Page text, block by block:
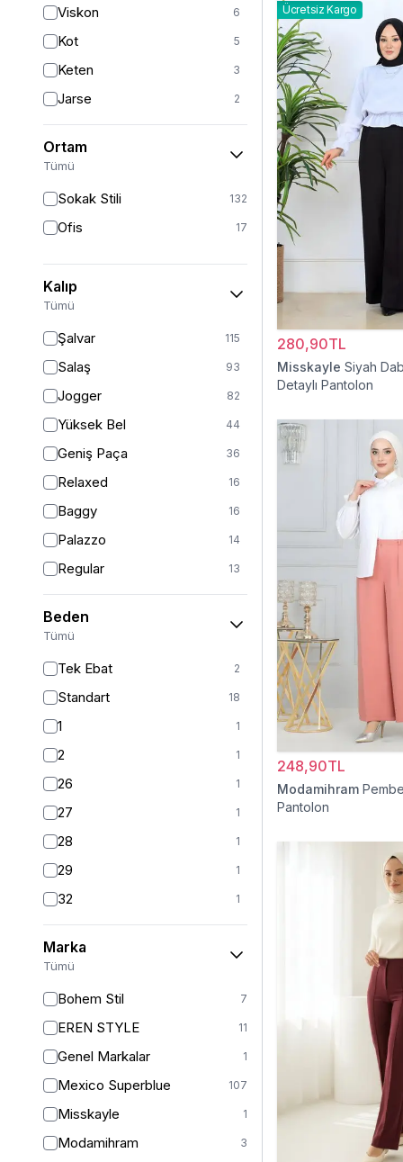
Viskon 6
Kot 5
Keten 3
Jarse 2
Krep 2
Müslin 1
Ortam
Tümü
Sokak Stili 132
Ofis 17
Kalıp
Tümü
Şalvar 115
Salaş 93
Jogger 82
Yüksek Bel 44
Geniş Paça 36
Relaxed 16
Baggy 16
Palazzo 14
Regular 13
Havuç 9
Straight 6
Beden
Tümü
Tek Ebat 2
Standart 18
1 1
2 1
26 1
27 1
28 1
29 1
32 1
S 106
S/M 1
Marka
Tümü
Bohem Stil 7
EREN STYLE 11
Genel Markalar 1
Mexico Superblue 107
Misskayle 1
Modamihram 3
Ücretsiz Kargo
280,90TL
Misskayle Siyah
Detaylı Pantolon
248,90TL
Modamihram
Pantolon